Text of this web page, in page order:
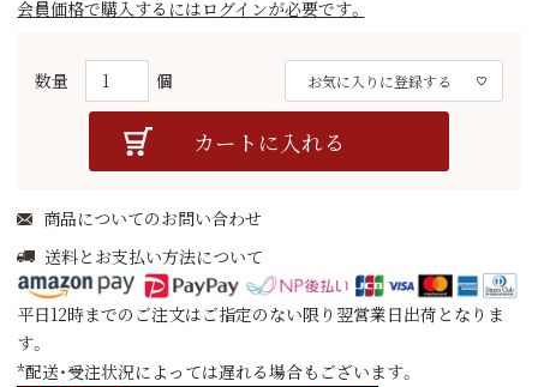
会員価格で購入するにはログインが必要です。
お気に入りに登録する
カートに入れる
商品についてのお問い合わせ
送料とお支払い方法について
平日12時までのご注文はご指定のない限り翌営業日出荷となりま
す。
*配送・受注状況によっては遅れる場合もございます。